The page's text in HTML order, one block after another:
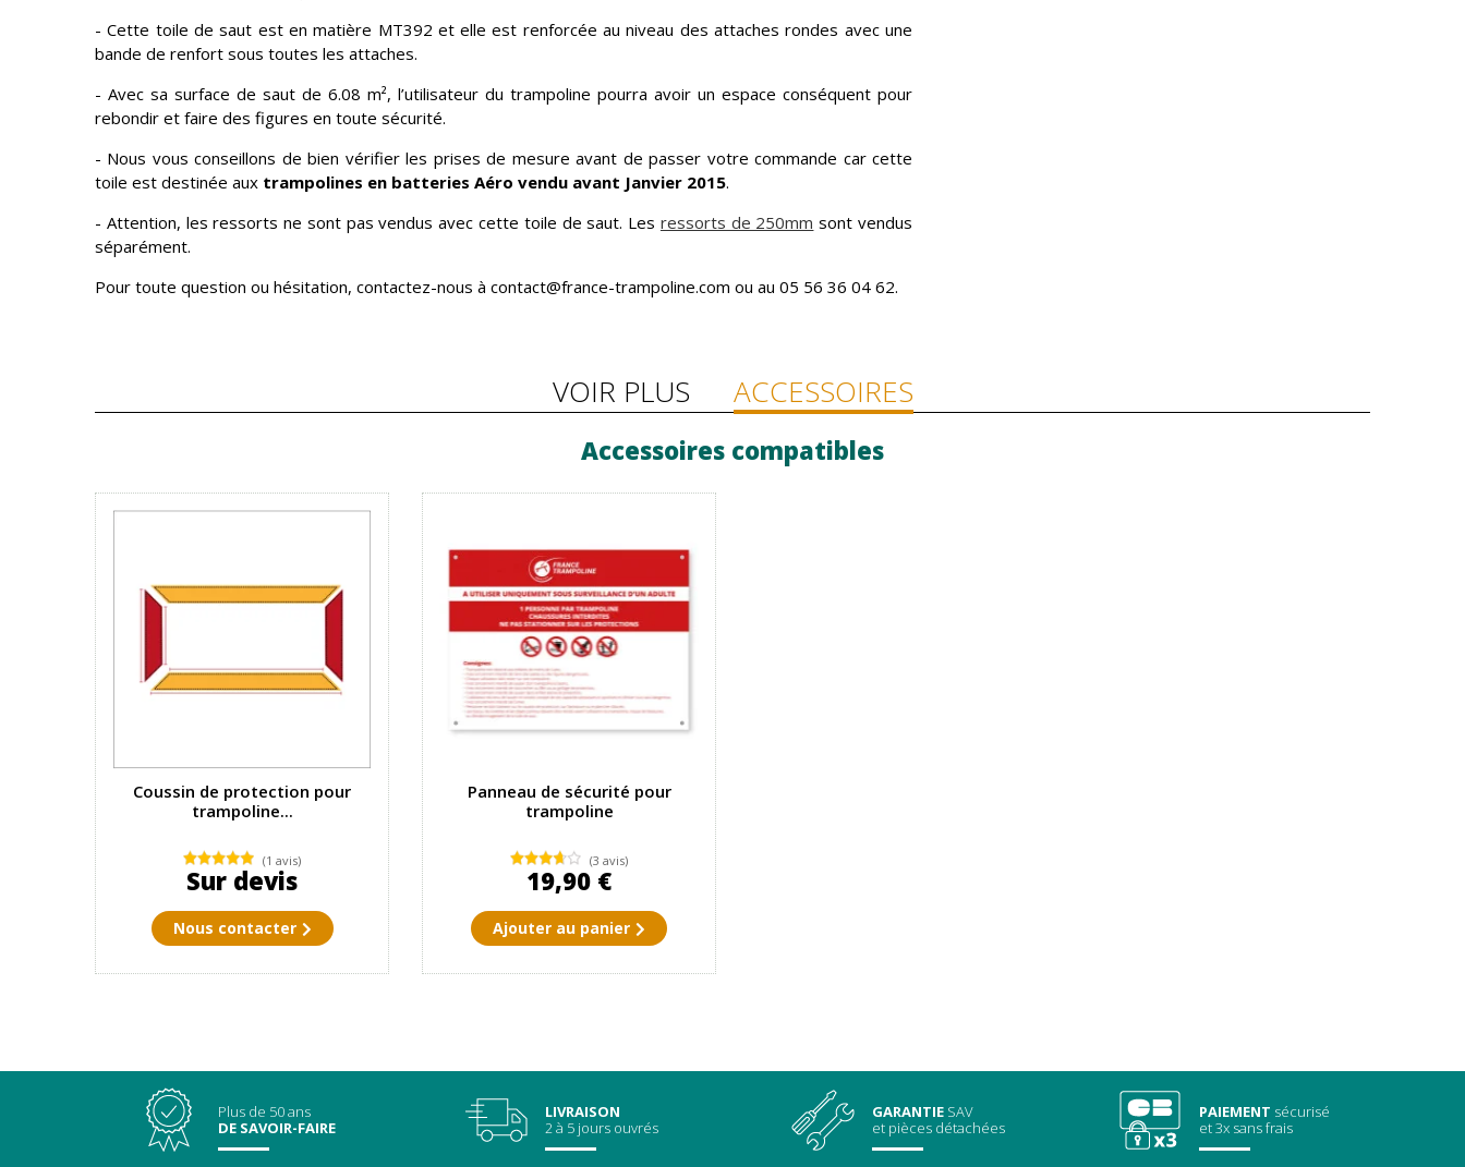
- Cette toile de saut est en matière MT392 et elle est renforcée au niveau des attaches rondes avec une
bande de renfort sous toutes les attaches.
- Avec sa surface de saut de 6.08 m², l’utilisateur du trampoline pourra avoir un espace conséquent pour
rebondir et faire des figures en toute sécurité.
- Nous vous conseillons de bien vérifier les prises de mesure avant de passer votre commande car cette
toile est destinée aux trampolines en batteries Aéro vendu avant Janvier 2015.
- Attention, les ressorts ne sont pas vendus avec cette toile de saut. Les ressorts de 250mm sont vendus
séparément.
Pour toute question ou hésitation, contactez-nous à contact@france-trampoline.com ou au 05 56 36 04 62.
VOIR PLUS ACCESSOIRES
Accessoires compatibles
Coussin de protection pour
trampoline...
(1 avis)
Sur devis
Nous contacter
Panneau de sécurité pour
trampoline
(3 avis)
19,90 €
Ajouter au panier
Plus de 50 ans
DE SAVOIR-FAIRE
LIVRAISON
2 à 5 jours ouvrés
GARANTIE SAV
et pièces détachées
PAIEMENT sécurisé
et 3x sans frais